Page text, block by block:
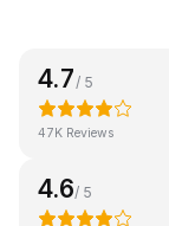
4.7 / 5
47K Reviews
4.6/ 5